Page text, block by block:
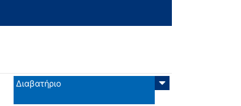
Διαβατήριο